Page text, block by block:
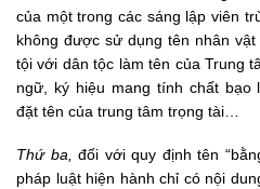
của một trong các sáng lập viên
không được sử dụng tên nhân
tội với dân tộc làm tên của Trung
ngữ, ký hiệu mang tính chất
đặt tên của trung tâm trọng tài…
Thứ ba, đối với quy định tên
pháp luật hiện hành chỉ có nội